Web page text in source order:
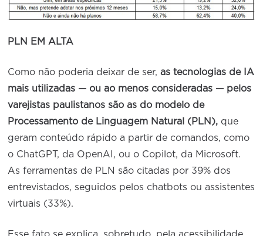
PLN EM ALTA
Como não poderia deixar de ser,as tecnologias de IA
mais utilizadas — ou ao menos consideradas — pelos
varejistas paulistanos são as do modelo de
Processamento de Linguagem Natural (PLN), que
geram conteúdo rápido a partir de comandos, como
o ChatGPT, da OpenAI, ou o Copilot, da Microsoft.
As ferramentas de PLN são citadas por 39% dos
entrevistados, seguidos pelos chatbots ou assistentes
virtuais (33%).
Esse fato se explica, sobretudo, pela acessibilidade